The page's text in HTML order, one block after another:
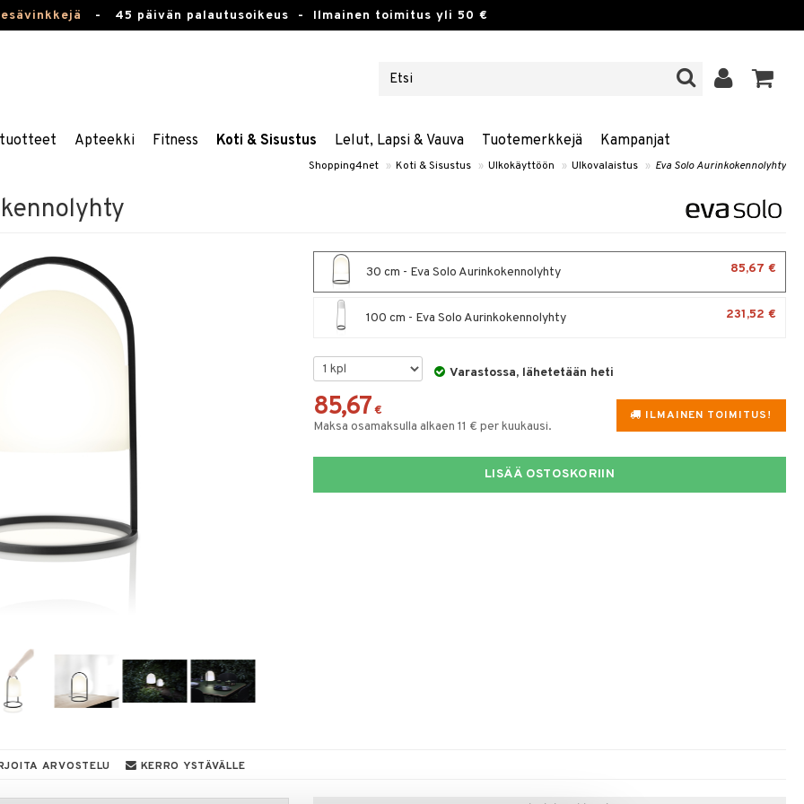
- 45 päivän palautusoikeus - Ilmainen toimitus yli 50 €
Apteekki Fitness Koti & Sisustus Lelut, Lapsi & Vauva Tuotemerkkejä Kampanjat
Shopping4net » Koti & Sisustus » Ulkokäyttöön » Ulkovalaistus » Eva Solo Aurinkokennolyhty
30 cm - Eva Solo Aurinkokennolyhty 85,67 €
100 cm - Eva Solo Aurinkokennolyhty 231,52 €
Varastossa, lähetetään heti
ILMAINEN TOIMITUS!
85,67 €
Maksa osamaksulla alkaen 11 € per kuukausi.
LISÄÄ OSTOSKORIIN
ARVOSTELU KERRO YSTÄVÄLLE